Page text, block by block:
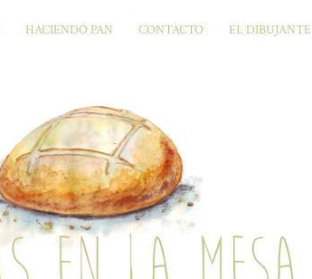
HACIENDO PAN CONTACTO EL DIBUJANTE